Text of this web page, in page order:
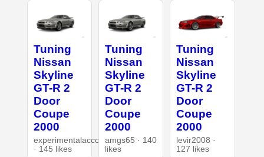
Tuning
Nissan
Skyline
GT-R 2
Door
Coupe
2000
experimentalaccount
· 145 likes
Tuning
Nissan
Skyline
GT-R 2
Door
Coupe
2000
amgs65 · 140
likes
Tuning
Nissan
Skyline
GT-R 2
Door
Coupe
2000
levir2008 ·
127 likes